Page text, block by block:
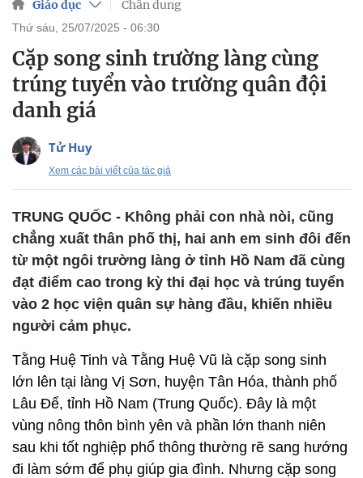
Giáo dục Chân dung
thứ sáu, 25/07/2025 - 06:30
Cặp song sinh trường làng cùng
trúng tuyển vào trường quân đội
danh giá
Tử Huy
Xem các bài viết của tác giả
TRUNG QUỐC - Không phải con nhà nòi, cũng
chẳng xuất thân phố thị, hai anh em sinh đôi đến
từ một ngôi trường làng ở tỉnh Hồ Nam đã cùng
đạt điểm cao trong kỳ thi đại học và trúng tuyển
vào 2 học viện quân sự hàng đầu, khiến nhiều
người cảm phục.
Tằng Huệ Tinh và Tằng Huệ Vũ là cặp song sinh
lớn lên tại làng Vị Sơn, huyện Tân Hóa, thành phố
Lâu Để, tỉnh Hồ Nam (Trung Quốc). Đây là một
vùng nông thôn bình yên và phần lớn thanh niên
sau khi tốt nghiệp phổ thông thường rẽ sang hướng
đi làm sớm để phụ giúp gia đình. Nhưng cặp song